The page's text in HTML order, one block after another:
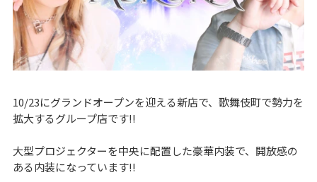
10/23にグランドオープンを迎える新店で、歌舞伎町で勢力を
拡大するグループ店です!!
大型プロジェクターを中央に配置した豪華内装で、開放感の
ある内装になっています!!